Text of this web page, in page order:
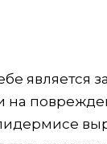
является
на